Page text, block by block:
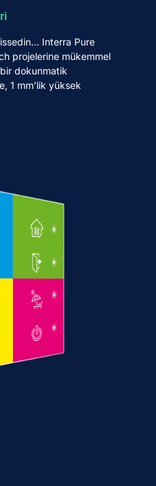
Interra Pure
projelerine mükemmel
dokunmatik
1 mm’lik yüksek